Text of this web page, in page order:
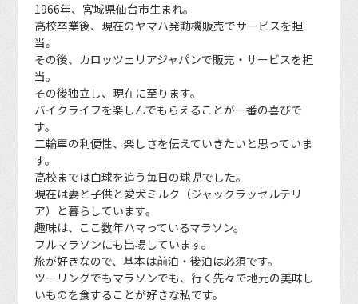
1966年、宮城県仙台市生まれ。
高校卒業後、現在のヤマハ発動機販売でサービスを担
当。
その後、カロッツェリアジャパンで販売・サービスを担
当。
その後独立し、現在に至ります。
バイクライフを楽しんでもらえることが一番の喜びで
す。
二輪車の利便性、楽しさを伝えていきたいと思っていま
す。
高校までは白球を追う毎日の球児でした。
現在は妻と子供と愛犬ミルク（ジャックラッセルテリ
ア）と暮らしています。
趣味は、ここ数年ハマっているマラソン。
フルマラソンにも出場しています。
旅が好きなので、基本は前泊・後泊は必須です。
ツーリングでもマラソンでも、行く先々で地元の美味し
いものを食することが好きな私です。